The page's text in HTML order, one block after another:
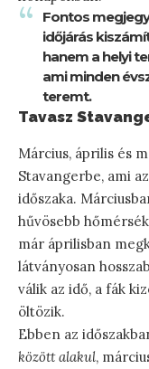
Fontos
időjárás
hanem a helyi
ami minden
teremt.
Tavasz
Március, április és
Stavangerbe, ami
időszaka.
hűvösebb
már áprilisban
látványosan
válik az idő, a fák
öltözik.
Ebben az
között alakul,